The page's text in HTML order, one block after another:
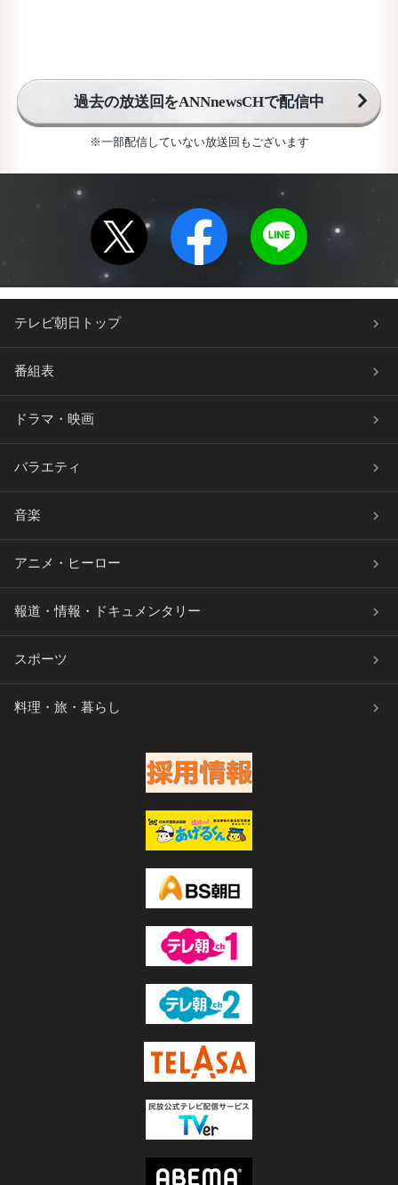
過去の放送回をANNnewsCHで配信中
※一部配信していない放送回もございます
テレビ朝日トップ
番組表
ドラマ・映画
バラエティ
音楽
アニメ・ヒーロー
報道・情報・ドキュメンタリー
スポーツ
料理・旅・暮らし